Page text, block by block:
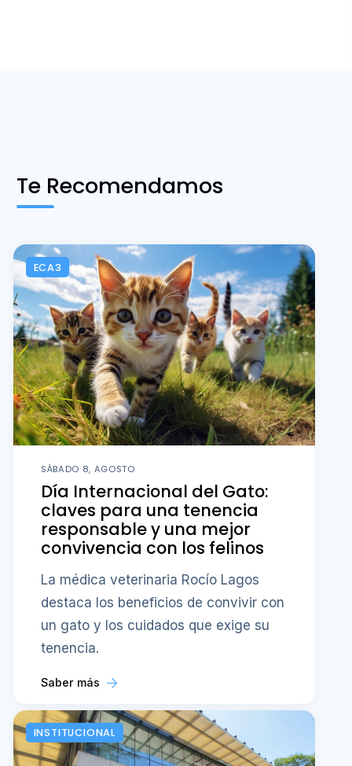
Te Recomendamos
ECA3
SÁBADO 8, AGOSTO
Día Internacional del Gato:
claves para una tenencia
responsable y una mejor
convivencia con los felinos
La médica veterinaria Rocío Lagos
destaca los beneficios de convivir con
un gato y los cuidados que exige su
tenencia.
Saber más
INSTITUCIONAL